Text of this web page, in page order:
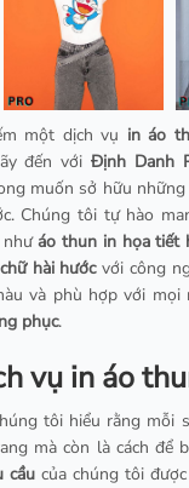
một dịch vụ in áo
đến với Định Danh
muốn sở hữu những
Chúng tôi tự hào
nhưáo thun in họa tiết
hài hướcvới công
và phù hợp với mọi
phục.
vụ in áo
tôi hiểu rằng mỗi
mà còn là cách để
cầu của chúng tôi